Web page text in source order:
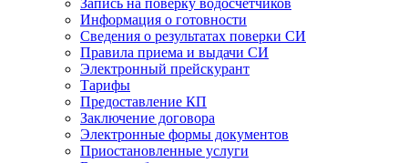
Информация о готовности
Сведения о результатах поверки СИ
Правила приема и выдачи СИ
Электронный прейскурант
Тарифы
Предоставление КП
Заключение договора
Электронные формы документов
Приостановленные услуги